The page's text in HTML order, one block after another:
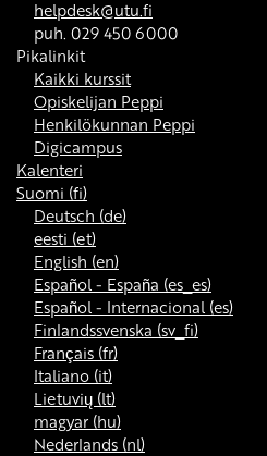
helpdesk@utu.fi
puh. 029 450 6000
Pikalinkit
Kaikki kurssit
Opiskelijan Peppi
Henkilökunnan Peppi
Digicampus
Kalenteri
Suomi ‎(fi)‎
Deutsch ‎(de)‎
eesti ‎(et)‎
English ‎(en)‎
Español - España ‎(es_es)‎
Español - Internacional ‎(es)‎
Finlandssvenska ‎(sv_fi)‎
Français ‎(fr)‎
Italiano ‎(it)‎
Lietuvių ‎(lt)‎
magyar ‎(hu)‎
Nederlands ‎(nl)‎